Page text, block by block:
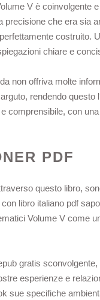
V è coinvolgente
precisione che era sia
costruito.
chiare e
non offriva molte
rendendo
comprensibile, con
PDF
questo libro,
libro italiano pdf
Volume V come
gratis
esperienze e
sue specifiche